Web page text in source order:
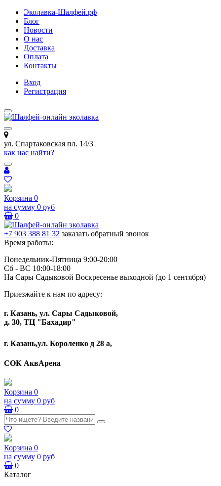
Эколавка-Шалфей.рф
Блог
Новости
О нас
Доставка
Оплата
Контакты
Вход
Регистрация
ул. Спартаковская пл. 14/3
как нас найти?
Корзина 0
на сумму 0 руб
0
+7 903 388 81 32 заказать обратный звонок
Время работы:
Понедельник-Пятница 9:00-20:00
Сб - ВС 10:00-18:00
На Сары Садыковой Воскресенье выходной (до 1 сентября)
Приезжайте к нам по адресу:
г. Казань, ул. Сары Садыковой,
д. 30, ТЦ "Бахадир"
г. Казань,ул. Короленко д 28 а,
СОК АквАрена
Корзина 0
на сумму 0 руб
0
Корзина 0
на сумму 0 руб
0
Каталог